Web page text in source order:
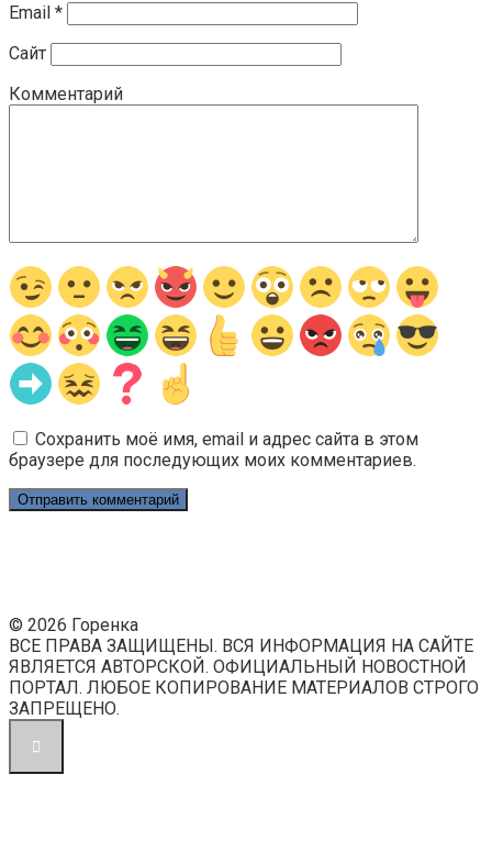
Email *
Сайт
Комментарий
Сохранить моё имя, email и адрес сайта в этом
браузере для последующих моих комментариев.
© 2026 Горенка
ВСЕ ПРАВА ЗАЩИЩЕНЫ. ВСЯ ИНФОРМАЦИЯ НА САЙТЕ
ЯВЛЯЕТСЯ АВТОРСКОЙ. ОФИЦИАЛЬНЫЙ НОВОСТНОЙ
ПОРТАЛ. ЛЮБОЕ КОПИРОВАНИЕ МАТЕРИАЛОВ СТРОГО
ЗАПРЕЩЕНО.